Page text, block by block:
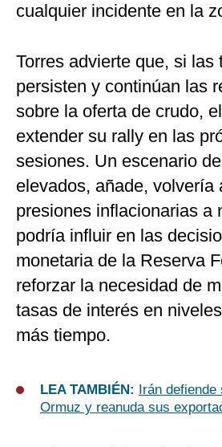
cualquier incidente en la
Torres advierte que, si las
persisten y continúan las
sobre la oferta de crudo,
extender su rally en las
sesiones. Un escenario
elevados, añade, volvería
presiones inflacionarias a
podría influir en las
monetaria de la Reserva
reforzar la necesidad de
tasas de interés en
más tiempo.
LEA TAMBIÉN:
Irán
Ormuz y reanuda sus